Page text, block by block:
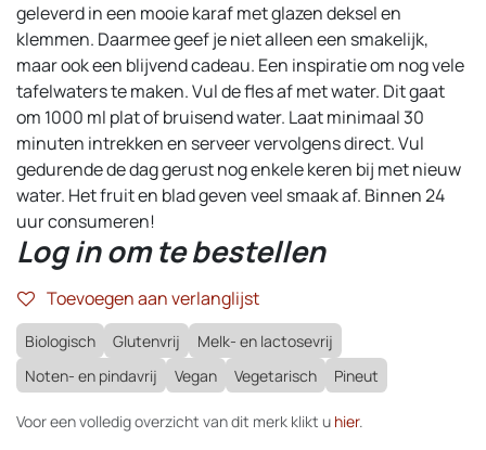
geleverd in een mooie karaf met glazen deksel en
klemmen. Daarmee geef je niet alleen een smakelijk,
maar ook een blijvend cadeau. Een inspiratie om nog vele
tafelwaters te maken. Vul de fles af met water. Dit gaat
om 1000 ml plat of bruisend water. Laat minimaal 30
minuten intrekken en serveer vervolgens direct. Vul
gedurende de dag gerust nog enkele keren bij met nieuw
water. Het fruit en blad geven veel smaak af. Binnen 24
uur consumeren!
Log in om te bestellen
Toevoegen aan verlanglijst
Biologisch Glutenvrij
Melk- en lactosevrij
Noten- en pindavrij
Vegan Vegetarisch Pineut
Voor een volledig overzicht van dit merk klikt u hier.